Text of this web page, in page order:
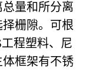
量和所分离
栅隙。可根
程塑料、尼
框架有不锈